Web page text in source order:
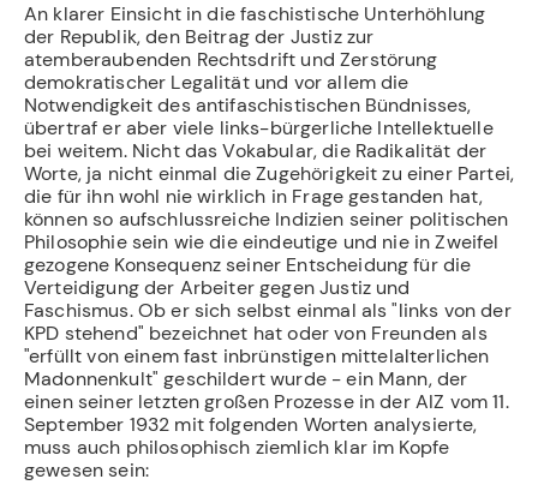
An klarer Einsicht in die faschistische Unterhöhlung
der Republik, den Beitrag der Ju­stiz zur
atemberaubenden Rechtsdrift und Zerstörung
demokratischer Legalität und vor allem die
Notwendigkeit des antifaschistischen Bündnisses,
übertraf er aber viele links-bür­gerliche Intellektuelle
bei weitem. Nicht das Vokabular, die Radikalität der
Worte, ja nicht einmal die Zugehörigkeit zu einer Partei,
die für ihn wohl nie wirklich in Frage gestanden hat,
können so aufschlussreiche Indizien seiner politischen
Philosophie sein wie die eindeutige und nie in Zweifel
gezogene Konsequenz seiner Entscheidung für die
Verteidigung der Arbeiter gegen Justiz und
Faschismus. Ob er sich selbst einmal als "links von der
KPD stehend" bezeichnet hat oder von Freunden als
"erfüllt von einem fast inbrünstigen mittelalterlichen
Madonnenkult" geschildert wurde - ein Mann, der
einen seiner letzten großen Prozesse in der AIZ vom 11.
September 1932 mit folgenden Worten analysierte,
muss auch philosophisch ziemlich klar im Kopfe
gewesen sein: